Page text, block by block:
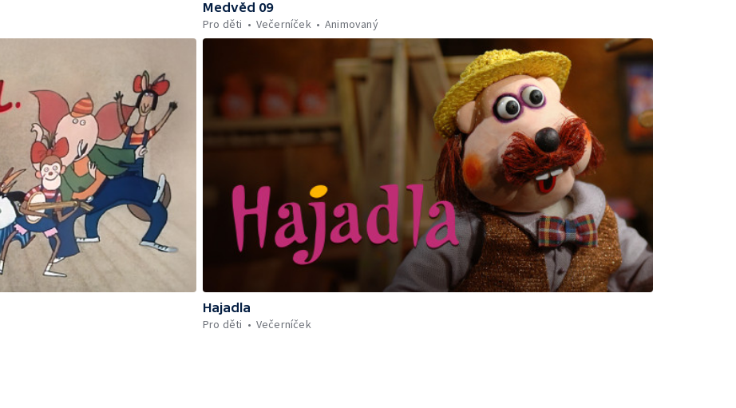
Medvěd 09
Pro děti
Večerníček Animovaný
Hajadla
Pro děti
Večerníček